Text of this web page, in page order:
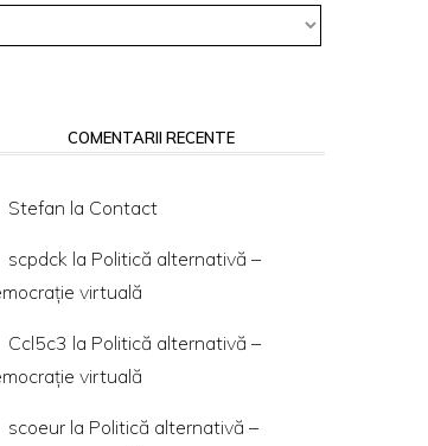
COMENTARII RECENTE
Stefan la Contact
scpdck la Politică alternativă –
virtuală
Ccl5c3 la Politică alternativă –
virtuală
scoeurla Politică alternativă –